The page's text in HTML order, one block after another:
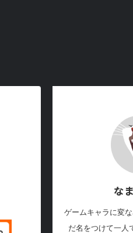
な
ゲームキャラに変
だ名をつけて一人